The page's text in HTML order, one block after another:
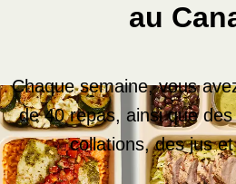
au
Chaque semaine, vous
de 40 repas, ainsi que
collations, des jus